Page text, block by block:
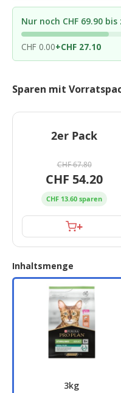
Nur noch CHF 69.90
CHF 0.00+CHF 27.10
Sparen mit
2er Pack
CHF 67.80
CHF 54.20
CHF 13.60 sparen
+
Inhaltsmenge
3kg